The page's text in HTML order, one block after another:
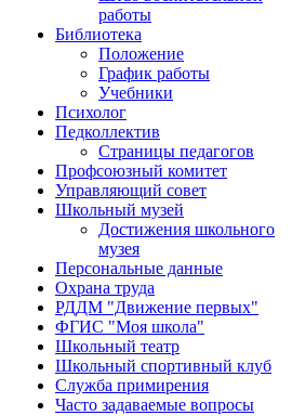
работы
Библиотека
Положение
График работы
Учебники
Психолог
Педколлектив
Страницы педагогов
Профсоюзный комитет
Управляющий совет
Школьный музей
Достижения школьного
музея
Персональные данные
Охрана труда
РДДМ "Движение первых"
ФГИС "Моя школа"
Школьный театр
Школьный спортивный клуб
Служба примирения
Часто задаваемые вопросы